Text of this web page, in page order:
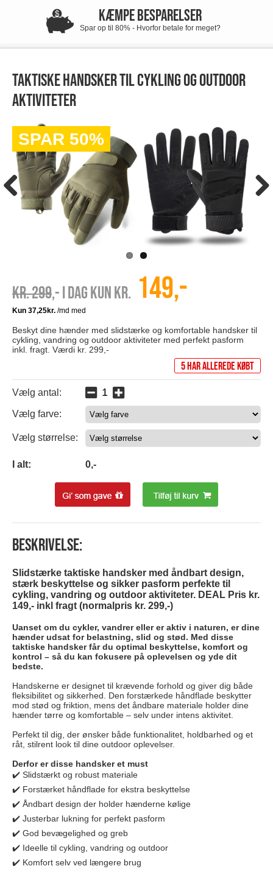
KÆMPE BESPARELSER
Spar op til 80% - Hvorfor betale for meget?
Taktiske handsker til cykling og outdoor
aktiviteter
SPAR 50%
Kr. 299,- I dag kun kr. 149,-
Beskyt dine hænder med slidstærke og komfortable handsker til
cykling, vandring og outdoor aktiviteter med perfekt pasform
inkl. fragt. Værdi kr. 299,-
5 har allerede købt
Vælg antal:
Vælg farve:
Vælg størrelse:
I alt: 0,-
Beskrivelse:
Slidstærke taktiske handsker med åndbart design,
stærk beskyttelse og sikker pasform perfekte til
cykling, vandring og outdoor aktiviteter. DEAL Pris kr.
149,- inkl fragt (normalpris kr. 299,-)
Uanset om du cykler, vandrer eller er aktiv i naturen, er dine
hænder udsat for belastning, slid og stød. Med disse
taktiske handsker får du optimal beskyttelse, komfort og
kontrol – så du kan fokusere på oplevelsen og yde dit
bedste.
Handskerne er designet til krævende forhold og giver dig både
fleksibilitet og sikkerhed. Den forstærkede håndflade beskytter
mod stød og friktion, mens det åndbare materiale holder dine
hænder tørre og komfortable – selv under intens aktivitet.
Perfekt til dig, der ønsker både funktionalitet, holdbarhed og et
råt, stilrent look til dine outdoor oplevelser.
Derfor er disse handsker et must
✔️ Slidstærkt og robust materiale
✔️ Forstærket håndflade for ekstra beskyttelse
✔️ Åndbart design der holder hænderne kølige
✔️ Justerbar lukning for perfekt pasform
✔️ God bevægelighed og greb
✔️ Ideelle til cykling, vandring og outdoor
✔️ Komfort selv ved længere brug